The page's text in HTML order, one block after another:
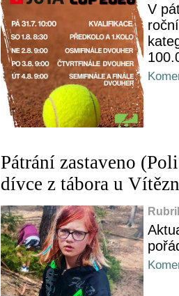
V
Pátrání zastaveno
dívce z tábora u